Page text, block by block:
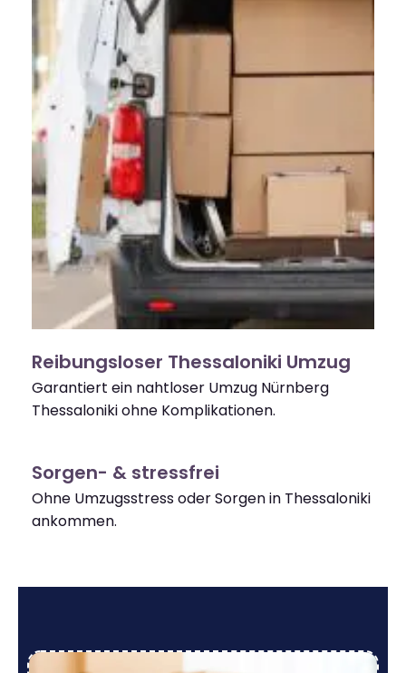
Reibungsloser Thessaloniki Umzug
Garantiert ein nahtloser Umzug Nürnberg
Thessaloniki ohne Komplikationen.
Sorgen- & stressfrei
Ohne Umzugsstress oder Sorgen in Thessaloniki
ankommen.